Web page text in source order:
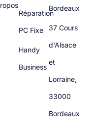
Réparation
PC Fixe
Handy
Business
Bordeaux
37 Cours
d'Alsace
et
Lorraine,
33000
Bordeaux